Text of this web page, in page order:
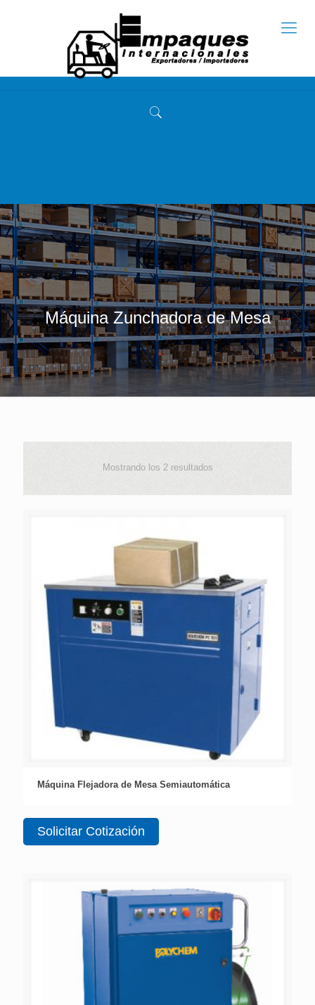
Máquina Zunchadora de Mesa
Mostrando los 2 resultados
Máquina Flejadora de Mesa Semiautomática
Solicitar Cotización